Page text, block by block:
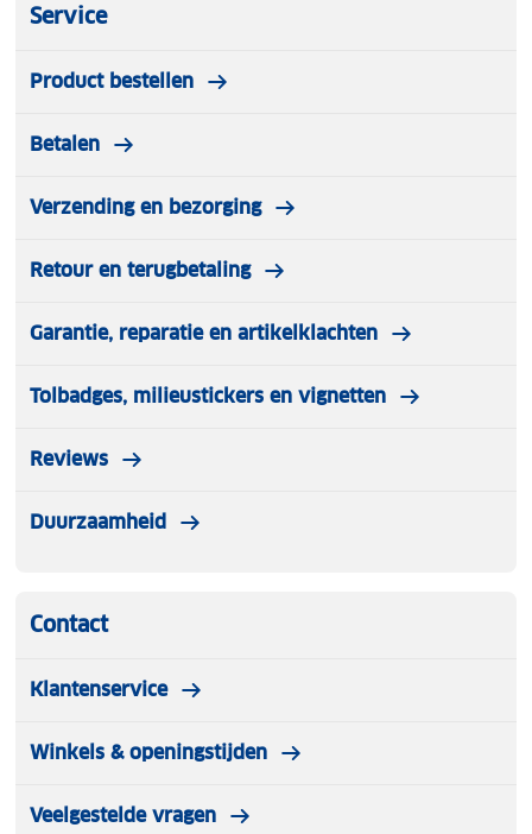
Service
Product bestellen
Betalen
Verzending en bezorging
Retour en terugbetaling
Garantie, reparatie en artikelklachten
Tolbadges, milieustickers en vignetten
Reviews
Duurzaamheid
Contact
Klantenservice
Winkels & openingstijden
Veelgestelde vragen